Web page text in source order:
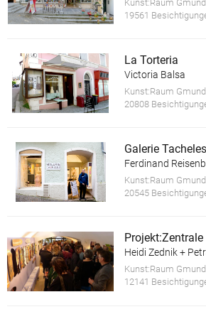
Kunst:Raum
19561
La Torteria
Victoria Balsa
Kunst:Raum
20808
Galerie Tacheles
Ferdinand
Kunst:Raum
20545
Kunst:Raum
12141